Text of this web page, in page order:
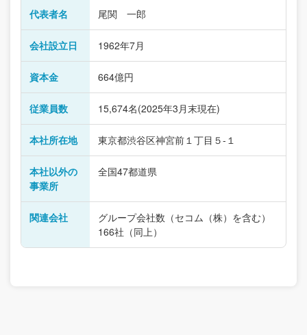
代表者名 尾関 一郎
会社設立日 1962年7月
資本金 664億円
従業員数 15,674名(2025年3月末現在)
本社所在地 東京都渋谷区神宮前１丁目５-１
本社以外の
事業所
全国47都道県
関連会社
グループ会社数（セコム（株）を含む）
166社（同上）